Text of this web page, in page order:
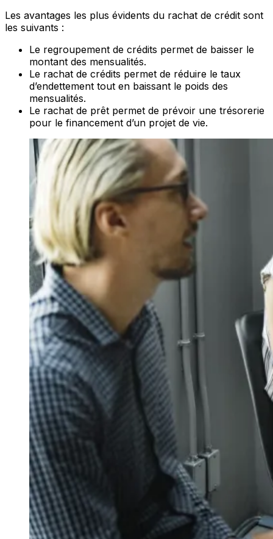
Les avantages les plus évidents du rachat de crédit sont
les suivants :
Le regroupement de crédits permet de baisser le
montant des mensualités.
Le rachat de crédits permet de réduire le taux
d’endettement tout en baissant le poids des
mensualités.
Le rachat de prêt permet de prévoir une trésorerie
pour le financement d’un projet de vie.